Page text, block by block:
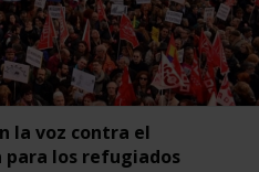
la voz contra el
para los refugiados